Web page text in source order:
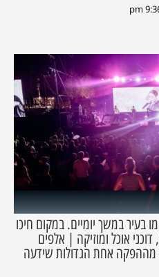
9:36
בעיר במשך יומיים. במקום חיכו
אוכל ומוזיקה | אלפים
מההפקה אחת הגדולות שידעה